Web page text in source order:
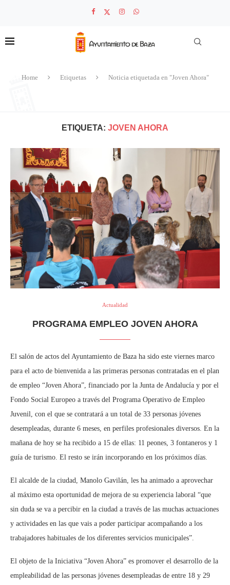
Home Etiquetas Noticia etiquetada en "Joven Ahora"
ETIQUETA: JOVEN AHORA
Actualidad
PROGRAMA EMPLEO JOVEN AHORA
El salón de actos del Ayuntamiento de Baza ha sido este viernes marco
para el acto de bienvenida a las primeras personas contratadas en el plan
de empleo “Joven Ahora”, financiado por la Junta de Andalucía y por el
Fondo Social Europeo a través del Programa Operativo de Empleo
Juvenil, con el que se contratará a un total de 33 personas jóvenes
desempleadas, durante 6 meses, en perfiles profesionales diversos. En la
mañana de hoy se ha recibido a 15 de ellas: 11 peones, 3 fontaneros y 1
guía de turismo. El resto se irán incorporando en los próximos días.
El alcalde de la ciudad, Manolo Gavilán, les ha animado a aprovechar
al máximo esta oportunidad de mejora de su experiencia laboral “que
sin duda se va a percibir en la ciudad a través de las muchas actuaciones
y actividades en las que vais a poder participar acompañando a los
trabajadores habituales de los diferentes servicios municipales”.
El objeto de la Iniciativa “Joven Ahora” es promover el desarrollo de la
empleabilidad de las personas jóvenes desempleadas de entre 18 y 29